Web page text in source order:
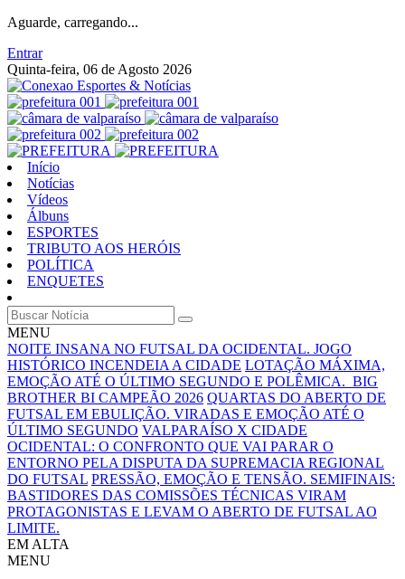
Aguarde, carregando...
Entrar
Quinta-feira, 06 de Agosto 2026
Início
Notícias
Vídeos
Álbuns
ESPORTES
TRIBUTO AOS HERÓIS
POLÍTICA
ENQUETES
MENU
NOITE INSANA NO FUTSAL DA OCIDENTAL. JOGO
HISTÓRICO INCENDEIA A CIDADE LOTAÇÃO MÁXIMA,
EMOÇÃO ATÉ O ÚLTIMO SEGUNDO E POLÊMICA. BIG
BROTHER BI CAMPEÃO 2026 QUARTAS DO ABERTO DE
FUTSAL EM EBULIÇÃO. VIRADAS E EMOÇÃO ATÉ O
ÚLTIMO SEGUNDO VALPARAÍSO X CIDADE
OCIDENTAL: O CONFRONTO QUE VAI PARAR O
ENTORNO PELA DISPUTA DA SUPREMACIA REGIONAL
DO FUTSAL PRESSÃO, EMOÇÃO E TENSÃO. SEMIFINAIS:
BASTIDORES DAS COMISSÕES TÉCNICAS VIRAM
PROTAGONISTAS E LEVAM O ABERTO DE FUTSAL AO
LIMITE.
EM ALTA
MENU